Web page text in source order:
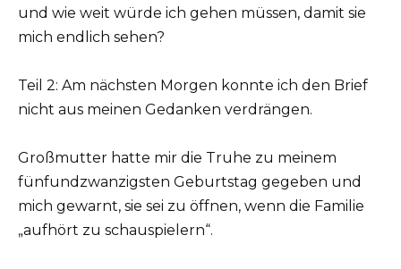
und wie weit würde ich gehen müssen, damit sie
mich endlich sehen?
Teil 2: Am nächsten Morgen konnte ich den Brief
nicht aus meinen Gedanken verdrängen.
Großmutter hatte mir die Truhe zu meinem
fünfundzwanzigsten Geburtstag gegeben und
mich gewarnt, sie sei zu öffnen, wenn die Familie
„aufhört zu schauspielern“.